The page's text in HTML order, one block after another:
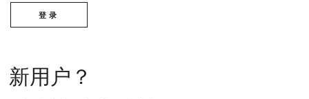
登录
新用户？